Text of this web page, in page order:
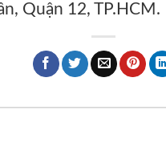
Quận 12, TP.HCM.